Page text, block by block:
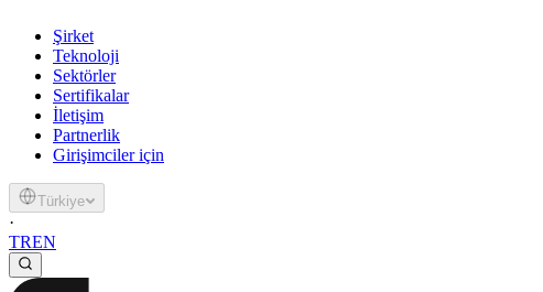
Şirket
Teknoloji
Sektörler
Sertifikalar
İletişim
Partnerlik
Girişimciler için
Türkiye
·
TREN